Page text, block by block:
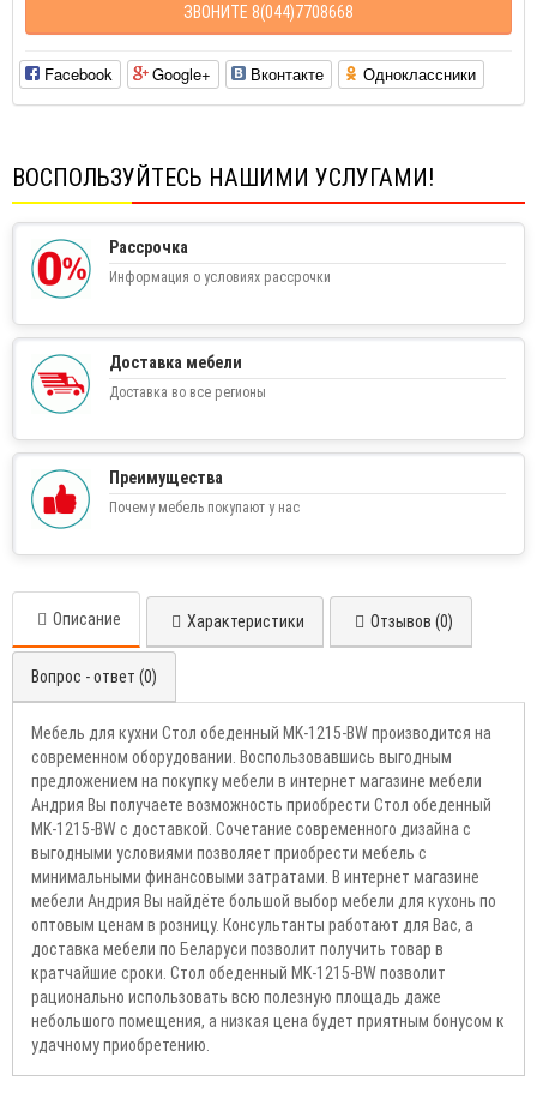
ЗВОНИТЕ 8(044)7708668
Facebook Google+ Вконтакте Одноклассники
ВОСПОЛЬЗУЙТЕСЬ НАШИМИ УСЛУГАМИ!
Рассрочка
Информация о условиях рассрочки
Доставка мебели
Доставка во все регионы
Преимущества
Почему мебель покупают у нас
Описание Характеристики Отзывов (0)
Вопрос - ответ (0)
Мебель для кухни Стол обеденный MK-1215-BW производится на
современном оборудовании. Воспользовавшись выгодным
предложением на покупку мебели в интернет магазине мебели
Андрия Вы получаете возможность приобрести Стол обеденный
MK-1215-BW с доставкой. Сочетание современного дизайна с
выгодными условиями позволяет приобрести мебель с
минимальными финансовыми затратами. В интернет магазине
мебели Андрия Вы найдёте большой выбор мебели для кухонь по
оптовым ценам в розницу. Консультанты работают для Вас, а
доставка мебели по Беларуси позволит получить товар в
кратчайшие сроки. Стол обеденный MK-1215-BW позволит
рационально использовать всю полезную площадь даже
небольшого помещения, а низкая цена будет приятным бонусом к
удачному приобретению.